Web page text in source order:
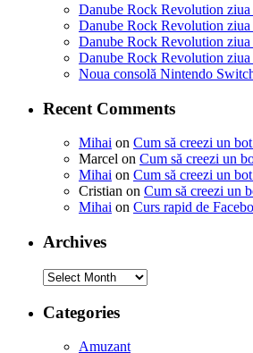
Danube Rock Revolution ziua
Danube Rock Revolution ziua
Danube Rock Revolution ziua
Danube Rock Revolution ziua
Noua consolă Nintendo
Recent Comments
Mihai on Cum să creezi un
Marcel on Cum să creezi un
Mihai on Cum să creezi un
Cristian on Cum să creezi un
Mihai on Curs rapid de
Archives
Archives
Categories
Amuzant